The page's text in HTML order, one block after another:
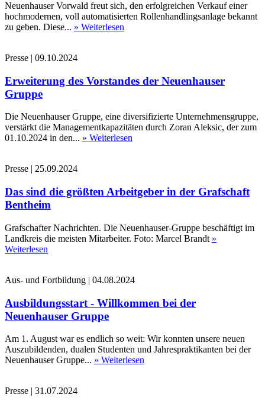
Neuenhauser Vorwald freut sich, den erfolgreichen Verkauf einer
hochmodernen, voll automatisierten Rollenhandlingsanlage bekannt
zu geben. Diese... » Weiterlesen
Presse | 09.10.2024
Erweiterung des Vorstandes der Neuenhauser
Gruppe
Die Neuenhauser Gruppe, eine diversifizierte Unternehmensgruppe,
verstärkt die Managementkapazitäten durch Zoran Aleksic, der zum
01.10.2024 in den... » Weiterlesen
Presse | 25.09.2024
Das sind die größten Arbeitgeber in der Grafschaft
Bentheim
Grafschafter Nachrichten. Die Neuenhauser-Gruppe beschäftigt im
Landkreis die meisten Mitarbeiter. Foto: Marcel Brandt »
Weiterlesen
Aus- und Fortbildung | 04.08.2024
Ausbildungsstart - Willkommen bei der
Neuenhauser Gruppe
Am 1. August war es endlich so weit: Wir konnten unsere neuen
Auszubildenden, dualen Studenten und Jahrespraktikanten bei der
Neuenhauser Gruppe... » Weiterlesen
Presse | 31.07.2024